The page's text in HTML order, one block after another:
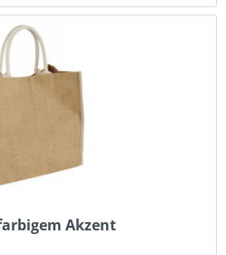
Akzent